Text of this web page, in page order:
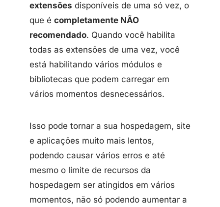
extensões disponíveis de uma só vez, o
que é completamente NÃO
recomendado. Quando você habilita
todas as extensões de uma vez, você
está habilitando vários módulos e
bibliotecas que podem carregar em
vários momentos desnecessários.
Isso pode tornar a sua hospedagem, site
e aplicações muito mais lentos,
podendo causar vários erros e até
mesmo o limite de recursos da
hospedagem ser atingidos em vários
momentos, não só podendo aumentar a